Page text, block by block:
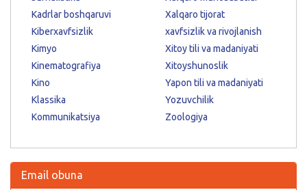
Kadrlar boshqaruvi
Kiberxavfsizlik
Kimyo
Kinematografiya
Kino
Klassika
Kommunikatsiya
Xalqaro tijorat
xavfsizlik va rivojlanish
Xitoy tili va madaniyati
Xitoyshunoslik
Yapon tili va madaniyati
Yozuvchilik
Zoologiya
Email obuna